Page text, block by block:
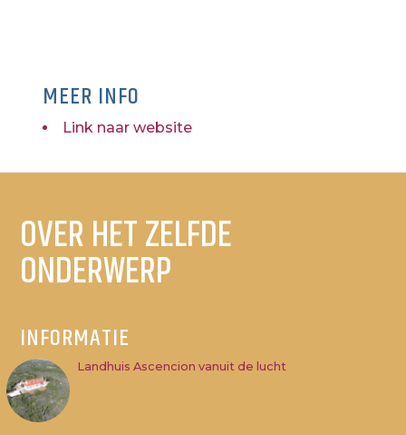
MEER INFO
Link naar website
OVER HET ZELFDE
ONDERWERP
INFORMATIE
Landhuis Ascencion vanuit de lucht